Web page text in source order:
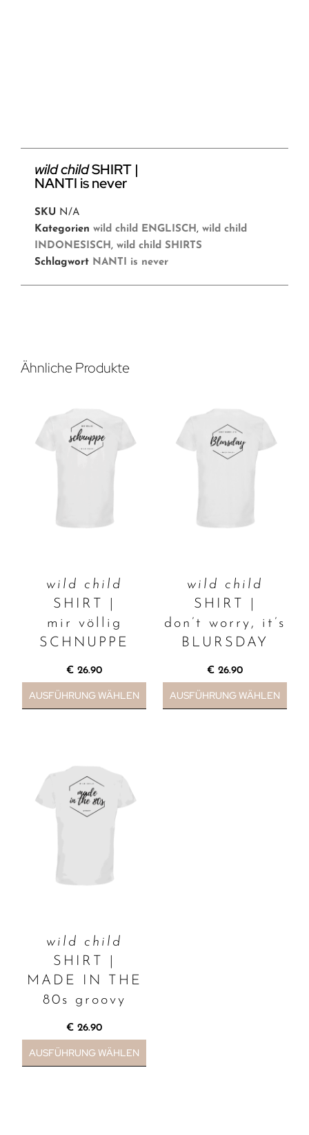
wild childSHIRT |
NANTI is never
SKU N/A
Kategorien wild child ENGLISCH , wild child
INDONESISCH , wild child SHIRTS
Schlagwort NANTI is never
Ähnliche Produkte
wild child
SHIRT |
mir völlig
SCHNUPPE
€ 26.90
AUSFÜHRUNG WÄHLEN
wild child
SHIRT |
don’t worry, it’s
BLURSDAY
€ 26.90
AUSFÜHRUNG WÄHLEN
wild child
SHIRT |
MADE IN THE
80s groovy
€ 26.90
AUSFÜHRUNG WÄHLEN